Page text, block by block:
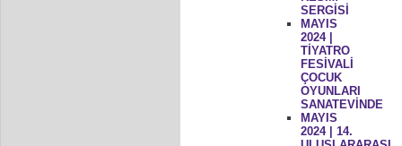
SERGİSİ
MAYIS
2024 |
TİYATRO
FESİVALİ
ÇOCUK
OYUNLARI
SANATEVİNDE
MAYIS
2024 | 14.